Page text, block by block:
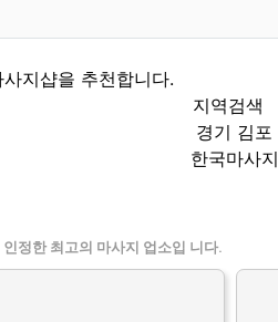
지샵을 추천합니다.
지역검색
경기 김포
한국마사지
정한 최고의 마사지 업소입 니다.